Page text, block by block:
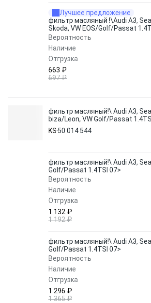
Лучшее предложение
фильтр масляный !\Audi A3,
Skoda, VW EOS/Golf/Passat
Вероятность
Наличие
Отгрузка
663 ₽
697 ₽
фильтр масляный!\ Audi A3,
biza/Leon, VW Golf/Passat
KS 50 014 544
фильтр масляный!\ Audi A3,
Golf/Passat 1.4TSI 07>
Вероятность
Наличие
Отгрузка
1 132 ₽
1 192 ₽
фильтр масляный!\ Audi A3,
Golf/Passat 1.4TSI 07>
Вероятность
Наличие
Отгрузка
1 296 ₽
1 365 ₽